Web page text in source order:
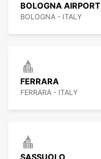
BOLOGNA AIRPORT
BOLOGNA - ITALY
FERRARA
FERRARA - ITALY